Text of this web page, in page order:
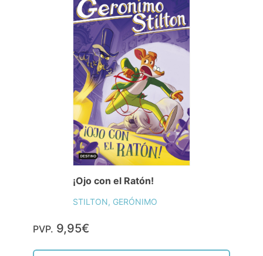
¡Ojo con el Ratón!
STILTON, GERÓNIMO
PVP. 9,95€